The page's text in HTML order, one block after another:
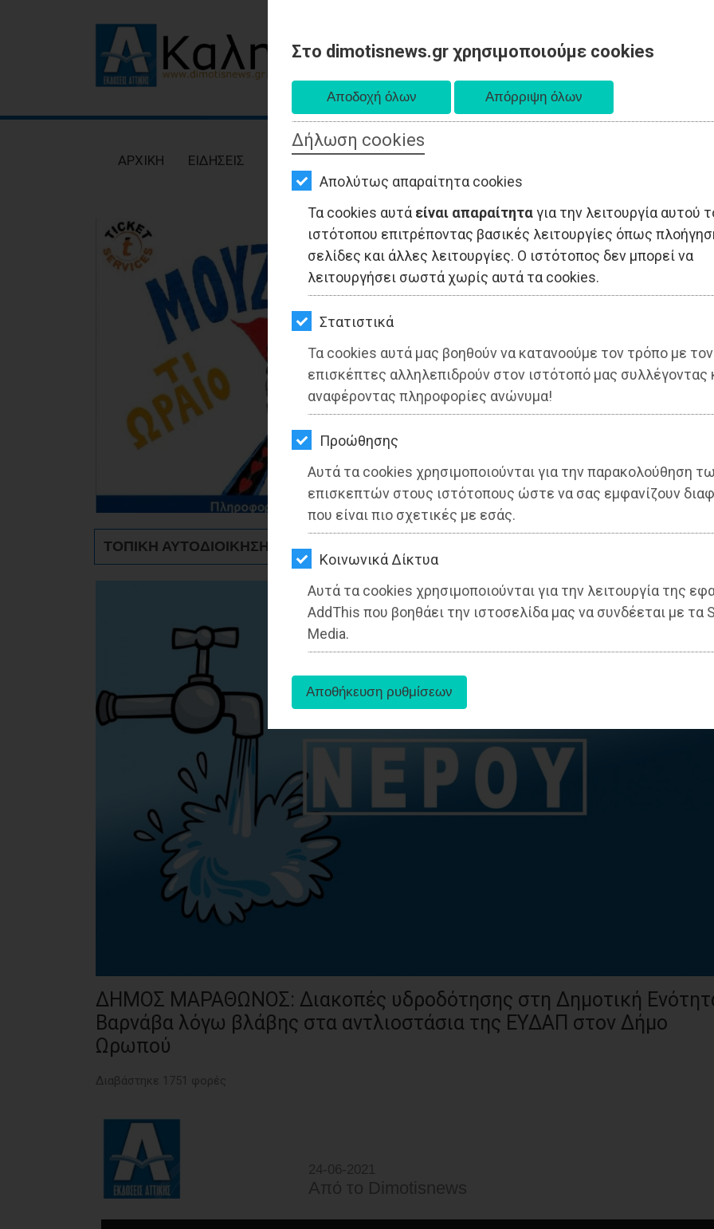
Στο dimotisnews.gr χρησιμοποιούμε cookies
Δήλωση cookies
Απολύτως απαραίτητα cookies
Τα cookies αυτά είναι απαραίτηταγια την λειτουργία αυτού
ιστότοπου επιτρέποντας βασικές λειτουργίες όπως
σελίδες και άλλες λειτουργίες. Ο ιστότοπος δεν μπορεί να
λειτουργήσει σωστά χωρίς αυτά τα cookies.
Στατιστικά
Τα cookies αυτά μας βοηθούν να κατανοούμε τον τρόπο με τον
επισκέπτες αλληλεπιδρούν στον ιστότοπό μας συλλέγοντας
αναφέροντας πληροφορίες ανώνυμα!
Προώθησης
Αυτά τα cookies χρησιμοποιούνται για την παρακολούθηση
επισκεπτών στους ιστότοπους ώστε να σας εμφανίζουν
που είναι πιο σχετικές με εσάς.
Kοινωνικά Δίκτυα
Αυτά τα cookies χρησιμοποιούνται για την λειτουργία της
AddThis που βοηθάει την ιστοσελίδα μας να συνδέεται με τα
Media.
ΕΙΔΗΣΕΙΣ
ΟΙΚΟΝΟΜΙΑ
ΑΘΛΗΤΙΣΜΟΣ
ΕΞΟΔΟΣ
ΠΕΡΙΒΑΛΛΟΝ
OΔΗΓΟΣ
ΑΓΟΡΑΣ
AΡΧΙΚΗ ΕΙΔΗΣΕΙΣ
ΤΟΠΙΚΗ ΑΥΤΟΔΙΟΙΚΗΣΗ - Μαραθώνας
ΔΗΜΟΣ ΜΑΡΑΘΩΝΟΣ: Διακοπές υδροδότησης στη Δημοτική
Βαρνάβα λόγω βλάβης στα αντλιοστάσια της ΕΥΔΑΠ στον Δήμο
Ωρωπού
Διαβάστηκε 1751 φορές
24-06-2021
Από τo Dimotisnews